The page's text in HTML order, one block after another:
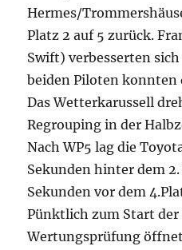
Hermes/
Platz 2 auf 5 zurück.
Swift) verbesserten sich
beiden Piloten konnten
Das Wetterkarussell
Regrouping in der
Nach WP5 lag die
Sekunden hinter dem
Sekunden vor dem
Pünktlich zum Start
Wertungsprüfung